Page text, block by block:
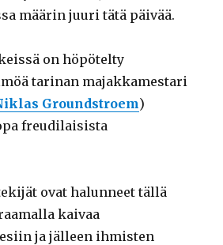
määrin juuri tätä päivää.
on höpötelty
tarinan majakkamestari
Groundstroem)
freudilaisista
ovat halunneet tällä
kaivaa
ja jälleen ihmisten